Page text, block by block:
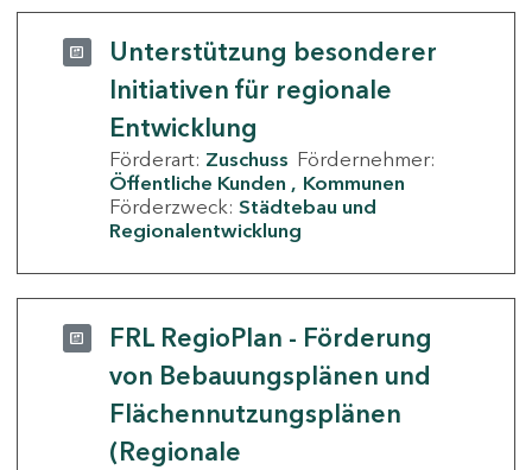
Unterstützung besonderer
Initiativen für regionale
Entwicklung
Förderart: Zuschuss Fördernehmer:
Öffentliche Kunden
Kommunen
Förderzweck: Städtebau und
Regionalentwicklung
FRL RegioPlan - Förderung
von Bebauungsplänen und
Flächennutzungsplänen
(Regionale